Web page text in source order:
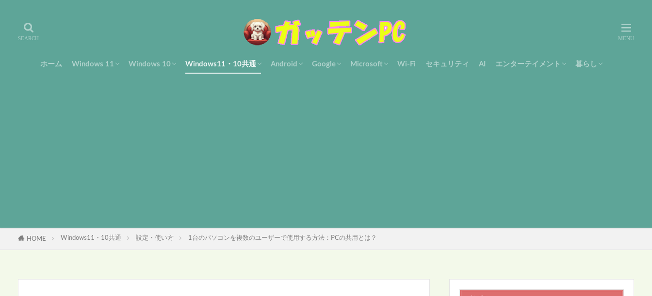
ホーム Windows 11 Windows 10 Windows11・10共通 Android Google Microsoft Wi-Fi セキュリティ AI エンターテイメント 暮らし
HOME Windows11・10共通 設定・使い方 1台のパソコンを複数のユーザーで使用する方法：PCの共用とは？